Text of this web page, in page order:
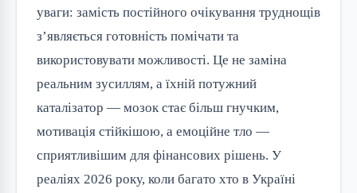
уваги: замість постійного очікування труднощів
з’являється готовність помічати та
використовувати можливості. Це не заміна
реальним зусиллям, а їхній потужний
каталізатор — мозок стає більш гнучким,
мотивація стійкішою, а емоційне тло —
сприятливішим для фінансових рішень. У
реаліях 2026 року, коли багато хто в Україні